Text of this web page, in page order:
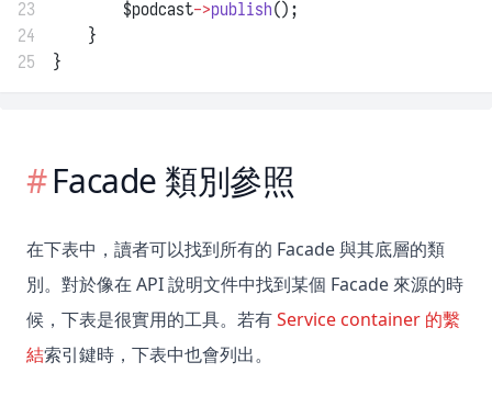
23
        $podcast
->publish();
24
    }
25
}
Facade 類別參照
在下表中，讀者可以找到所有的 Facade 與其底層的類
別。對於像在 API 說明文件中找到某個 Facade 來源的時
候，下表是很實用的工具。若有Service container 的繫
結索引鍵時，下表中也會列出。